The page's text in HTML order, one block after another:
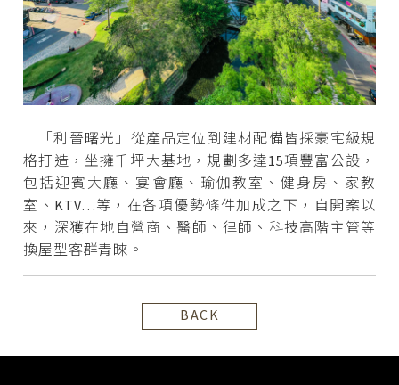
「利晉曙光」從產品定位到建材配備皆採豪宅級規
格打造，坐擁千坪大基地，規劃多達15項豐富公設，
包括迎賓大廳、宴會廳、瑜伽教室、健身房、家教
室、KTV…等，在各項優勢條件加成之下，自開案以
來，深獲在地自營商、醫師、律師、科技高階主管等
換屋型客群青睞。
BACK